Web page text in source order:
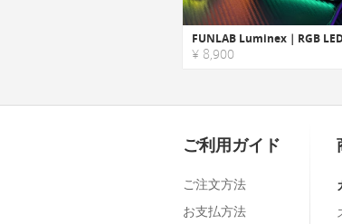
¥ 8,900
ご利用ガイド
ご注文方法
お支払方法